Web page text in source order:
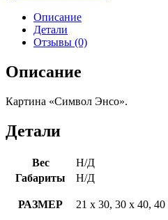
Описание
Детали
Отзывы (0)
Описание
Картина «Символ Энсо».
Детали
Вес
Н/Д
Габариты
Н/Д
РАЗМЕР 21 х 30, 30 х 40,